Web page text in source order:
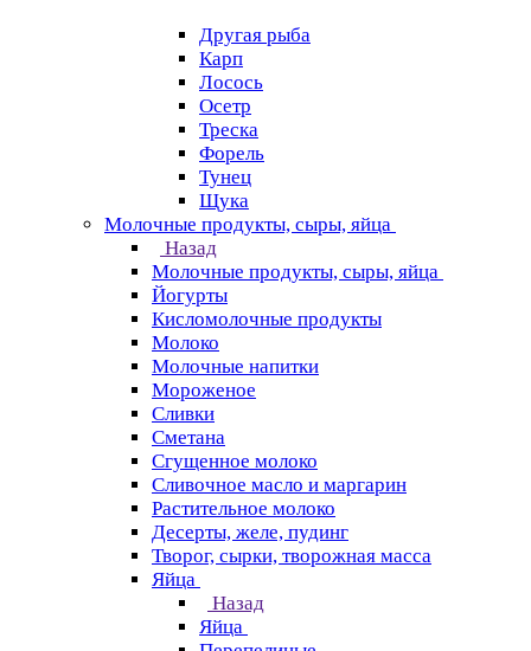
Другая рыба
Карп
Лосось
Осетр
Треска
Форель
Тунец
Щука
Молочные продукты, сыры, яйца
Назад
Молочные продукты, сыры, яйца
Йогурты
Кисломолочные продукты
Молоко
Молочные напитки
Мороженое
Сливки
Сметана
Сгущенное молоко
Сливочное масло и маргарин
Растительное молоко
Десерты, желе, пудинг
Творог, сырки, творожная масса
Яйца
Назад
Яйца